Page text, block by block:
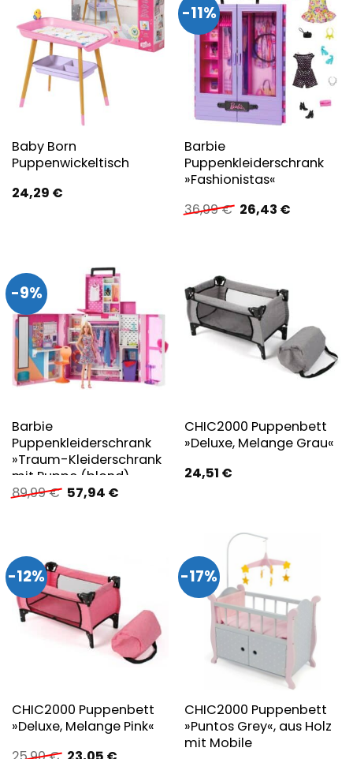
Baby Born
Puppenwickeltisch
24,29 €
-11%
Barbie
Puppenkleiderschrank
»Fashionistas«
36,99€ Ursprünglicher
Preis
26,43 €Aktueller
-9%
Barbie
Puppenkleiderschrank
»Traum-Kleiderschrank
mit Puppe (blond),
Zubehör & Kleidung«
89,99€ Ursprünglicher
Preis
57,94 €Aktueller
CHIC2000 Puppenbett
»Deluxe, Melange Grau«
24,51 €
-12%
CHIC2000 Puppenbett
»Deluxe, Melange Pink«
-17%
CHIC2000 Puppenbett
»Puntos Grey«, aus Holz
mit Mobile